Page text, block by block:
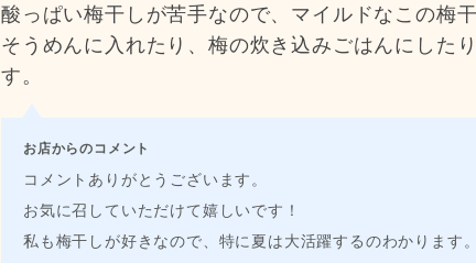
酸っぱい梅干しが苦手なので、マイルドなこの梅
そうめんに入れたり、梅の炊き込みごはんにした
す。
お店からのコメント
コメントありがとうございます。
お気に召していただけて嬉しいです！
私も梅干しが好きなので、特に夏は大活躍するのわかります。